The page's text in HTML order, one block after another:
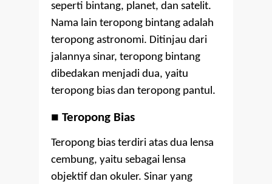
seperti bintang, planet, dan satelit.
Nama lain teropong bintang adalah
teropong astronomi. Ditinjau dari
jalannya sinar, teropong bintang
dibedakan menjadi dua, yaitu
teropong bias dan teropong pantul.
■ Teropong Bias
Teropong bias terdiri atas dua lensa
cembung, yaitu sebagai lensa
objektif dan okuler. Sinar yang